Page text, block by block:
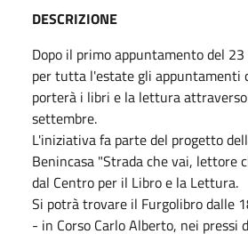
DESCRIZIONE
Dopo il primo appuntamento del
per tutta l'estate gli appuntamenti
porterà i libri e la lettura
settembre.
L'iniziativa fa parte del progetto
Benincasa "Strada che vai, lettore
dal Centro per il Libro e la Lettura.
Si potrà trovare il Furgolibro dalle
- in Corso Carlo Alberto, nei pressi